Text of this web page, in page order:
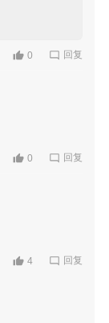
0 回复
0 回复
4 回复